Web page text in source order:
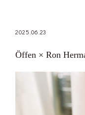
2025.06.23
Öffen × Ron